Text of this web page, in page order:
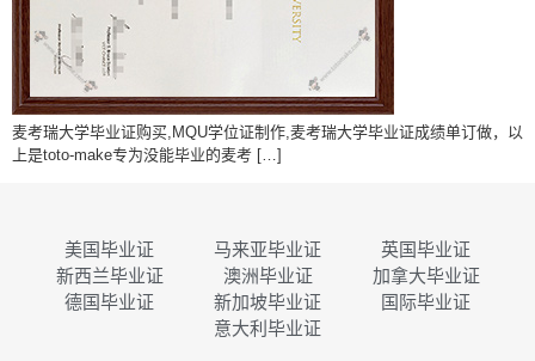
麦考瑞大学毕业证购买,MQU学位证制作,麦考瑞大学毕业证成绩单订做，以
上是toto-make专为没能毕业的麦考 […]
美国毕业证 马来亚毕业证
英国毕业证
新西兰毕业证
澳洲毕业证
加拿大毕业证
德国毕业证
新加坡毕业证
国际毕业证
意大利毕业证